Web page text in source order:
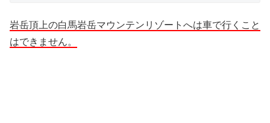
岩岳頂上の白馬岩岳マウンテンリゾートへは車で行くこと
はできません。